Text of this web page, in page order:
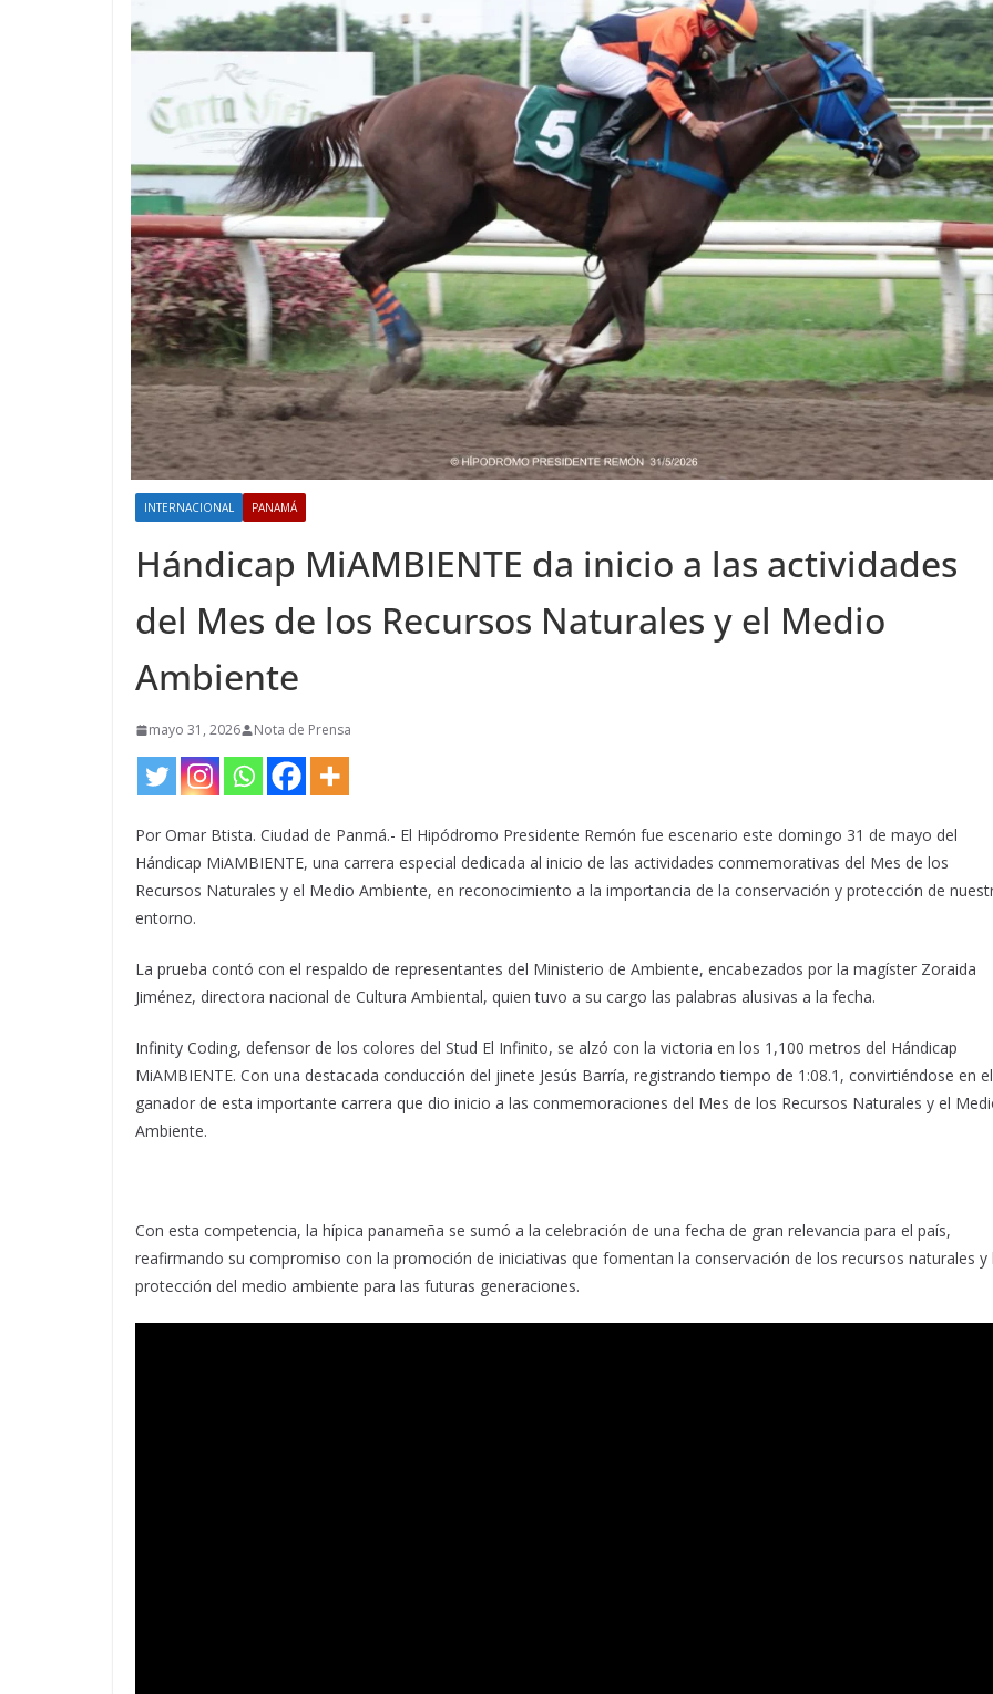
INTERNACIONAL PANAMÁ
Hándicap MiAMBIENTE da inicio a las actividades
del Mes de los Recursos Naturales y el Medio
Ambiente
mayo 31, 2026 Nota de Prensa
Por Omar Btista. Ciudad de Panmá.- El Hipódromo Presidente Remón fue escenario este domingo 31 de mayo del
Hándicap MiAMBIENTE, una carrera especial dedicada al inicio de las actividades conmemorativas del Mes de los
Recursos Naturales y el Medio Ambiente, en reconocimiento a la importancia de la conservación y protección de
entorno.
La prueba contó con el respaldo de representantes del Ministerio de Ambiente, encabezados por la magíster Zoraida
Jiménez, directora nacional de Cultura Ambiental, quien tuvo a su cargo las palabras alusivas a la fecha.
Infinity Coding, defensor de los colores del Stud El Infinito, se alzó con la victoria en los 1,100 metros del Hándicap
MiAMBIENTE. Con una destacada conducción del jinete Jesús Barría, registrando tiempo de 1:08.1, convirtiéndose en el
ganador de esta importante carrera que dio inicio a las conmemoraciones del Mes de los Recursos Naturales y el
Ambiente.
Con esta competencia, la hípica panameña se sumó a la celebración de una fecha de gran relevancia para el país,
reafirmando su compromiso con la promoción de iniciativas que fomentan la conservación de los recursos naturales y
protección del medio ambiente para las futuras generaciones.